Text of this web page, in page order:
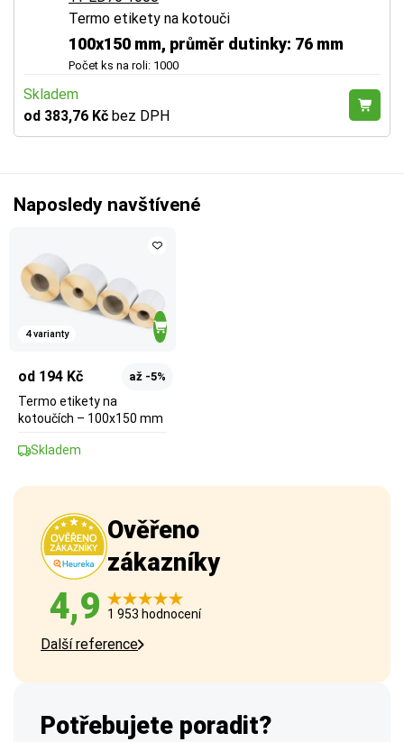
Termo etikety na kotouči
100x150 mm, průměr dutinky: 76 mm
Počet ks na roli: 1000
Skladem
od 383,76 Kč bez DPH
Naposledy navštívené
4 varianty
od 194 Kč až -5%
Termo etikety na
kotoučích – 100x150 mm
Skladem
Ověřeno
zákazníky
4,9 1 953 hodnocení
Další reference
Potřebujete poradit?